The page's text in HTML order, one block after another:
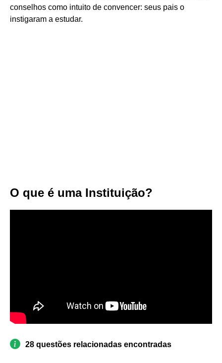
conselhos como intuito de convencer: seus pais o
instigaram a estudar.
O que é uma Instituição?
28 questões relacionadas encontradas